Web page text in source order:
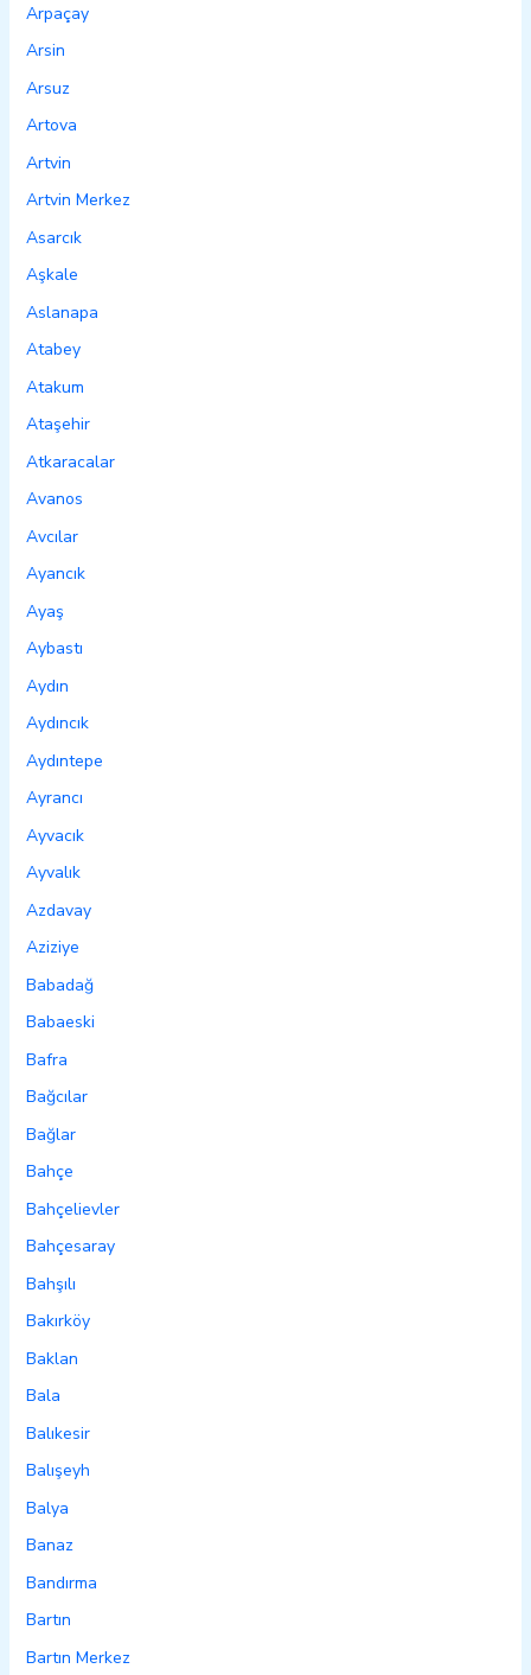
Arpaçay
Arsin
Arsuz
Artova
Artvin
Artvin Merkez
Asarcık
Aşkale
Aslanapa
Atabey
Atakum
Ataşehir
Atkaracalar
Avanos
Avcılar
Ayancık
Ayaş
Aybastı
Aydın
Aydıncık
Aydıntepe
Ayrancı
Ayvacık
Ayvalık
Azdavay
Aziziye
Babadağ
Babaeski
Bafra
Bağcılar
Bağlar
Bahçe
Bahçelievler
Bahçesaray
Bahşılı
Bakırköy
Baklan
Bala
Balıkesir
Balışeyh
Balya
Banaz
Bandırma
Bartın
Bartın Merkez